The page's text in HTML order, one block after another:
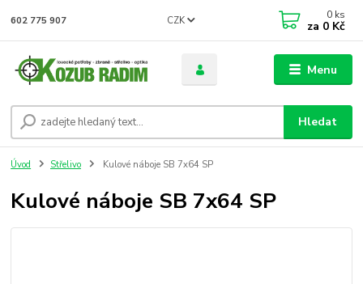
Menu
CZK
Hledat
602 775 907 0 ks
za 0 Kč
Úvod Střelivo Kulové náboje SB 7x64 SP
Kulové náboje SB 7x64 SP